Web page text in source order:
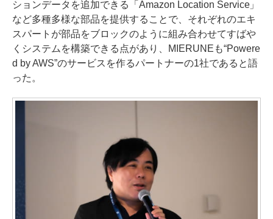
ションデータを追加できる「Amazon Location Service」
など多種多様な部品を提供することで、それぞれのエキ
スパートが部品をブロックのように組み合わせてすばや
くシステムを構築できる点があり、MIERUNEも“Powere
d by AWS”のサービスを作るパートナーの1社であると語
った。